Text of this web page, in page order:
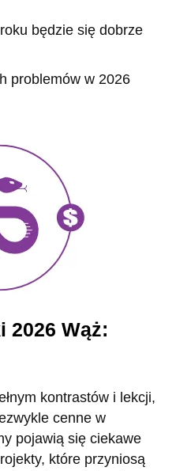
będzie się dobrze
problemów w 2026
2026 Wąż:
kontrastów i lekcji,
cenne w
pojawią się ciekawe
które przyniosą